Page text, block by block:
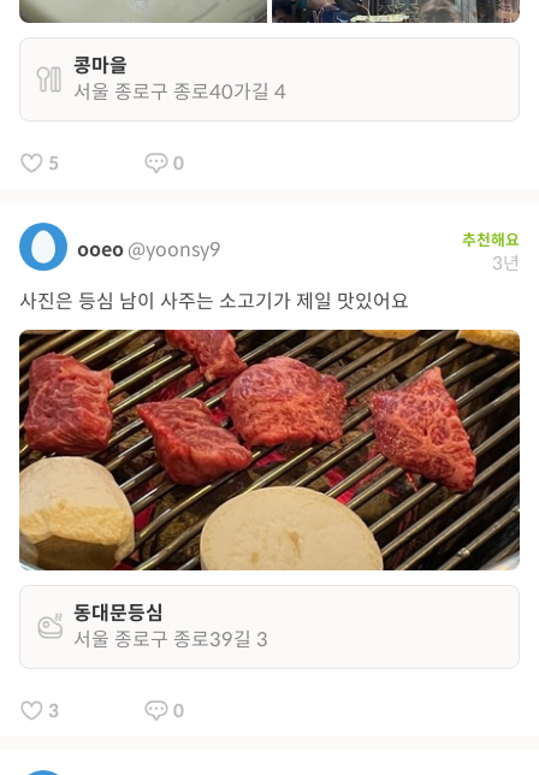
콩마을
서울 종로구 종로40가길 4
5 0
ooeo@yoonsy9 추천해요
3년
사진은 등심 남이 사주는 소고기가 제일 맛있어요
동대문등심
서울 종로구 종로39길 3
3 0